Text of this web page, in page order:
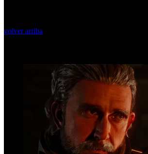
volver arriba